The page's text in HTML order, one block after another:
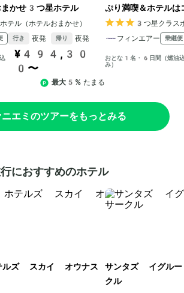
まかせ3つ星ホテル
テル（ホテルおまかせ）
行き 夜発 帰り 夜発
¥494,30
0〜
最大5% たまる
ぷり満喫＆ホテル
3つ星クラス
フィンエアー
乗継便
おとな1名・6日間（燃油
み）
ニエミのツアーをもっとみる
におすすめのホテル
ルズ スカイ オウナス
サンタズ イグル
クル